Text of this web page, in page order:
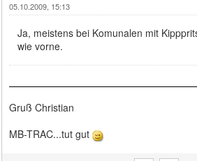
05.10.2009, 15:13
Ja, meistens bei Komunalen mit
wie vorne.
Gruß Christian
MB-TRAC...tut gut